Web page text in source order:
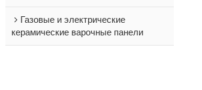
Газовые и электрические
керамические варочные панели